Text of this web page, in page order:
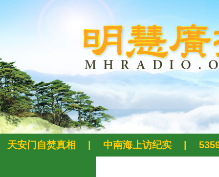
天安门自焚真相 中南海上访纪实